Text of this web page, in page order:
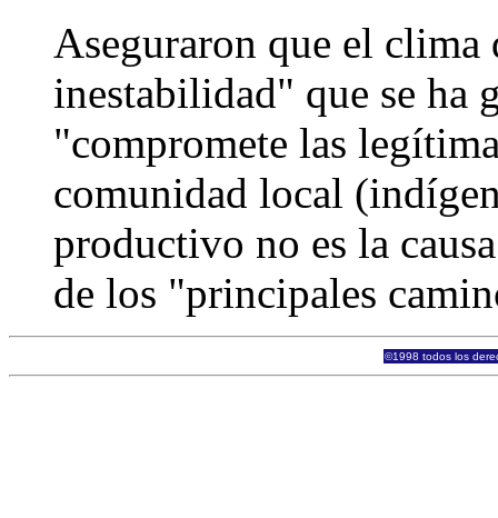
Aseguraron que el
inestabilidad" que se ha
"compromete las
comunidad local
productivo no es la
de los "principales
©1998 todos los